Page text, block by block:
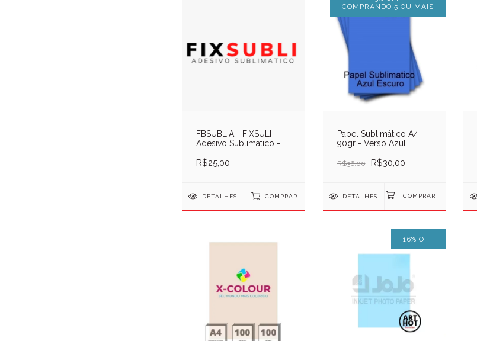
FBSUBLIA - FIXSULI -
Adesivo Sublimático -
R$25,00
DETALHES COMPRAR
COMPRANDO 5 OU MAIS
Papel Sublimático A4
90gr - Verso Azul
R$36,00 R$30,00
DETALHES
16% OFF